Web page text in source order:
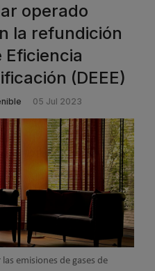
operado
la refundición
Eficiencia
(DEEE)
05 Jul 2023
emisiones de gases de